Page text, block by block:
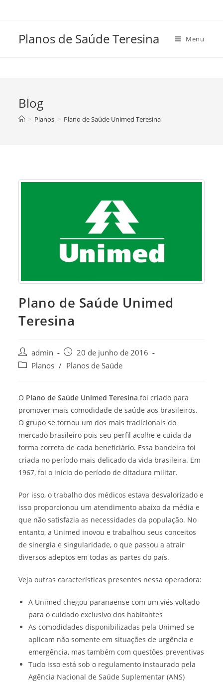
Planos de Saúde Teresina Menu
Blog
> Planos > Plano de Saúde Unimed Teresina
Plano de Saúde Unimed
Teresina
Post
author:
admin
Post
published:
20 de junho de 2016
PostPlanos / Planos de Saúde
O Plano de Saúde Unimed Teresinafoi criado para
promover mais comodidade de saúde aos brasileiros.
O grupo se tornou um dos mais tradicionais do
mercado brasileiro pois seu perfil acolhe e cuida da
forma correta de cada beneficiário. Essa bandeira foi
criada no período mais delicado da vida brasileira. Em
1967, foi o início do período de ditadura militar.
Por isso, o trabalho dos médicos estava desvalorizado e
isso proporcionou um atendimento abaixo da média e
que não satisfazia as necessidades da população. No
entanto, a Unimed inovou e trabalhou seus conceitos
de sinergia e singularidade, o que passou a atrair
diversos adeptos em todas as partes do país.
Veja outras características presentes nessa operadora:
A Unimed chegou paranaense com um viés voltado
para o cuidado exclusivo dos habitantes
As comodidades disponibilizadas pela Unimed se
aplicam não somente em situações de urgência e
emergência, mas também com questões preventivas
Tudo isso está sob o regulamento instaurado pela
Agência Nacional de Saúde Suplementar (ANS)